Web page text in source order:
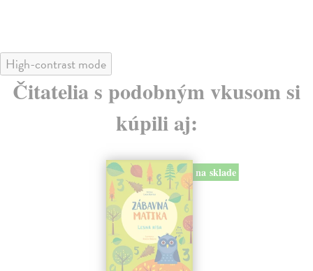
High-contrast mode
Čitatelia s podobným vkusom si
kúpili aj:
na sklade